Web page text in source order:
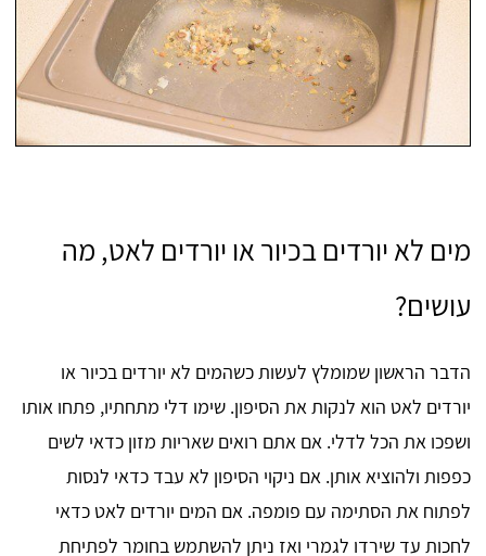
מים לא יורדים בכיור או יורדים לאט, מה
עושים?
הדבר הראשון שמומלץ לעשות כשהמים לא יורדים בכיור או
יורדים לאט הוא לנקות את הסיפון. שימו דלי מתחתיו, פתחו אותו
ושפכו את הכל לדלי. אם אתם רואים שאריות מזון כדאי לשים
כפפות ולהוציא אותן. אם ניקוי הסיפון לא עבד כדאי לנסות
לפתוח את הסתימה עם פומפה. אם המים יורדים לאט כדאי
לחכות עד שירדו לגמרי ואז ניתן להשתמש בחומר לפתיחת